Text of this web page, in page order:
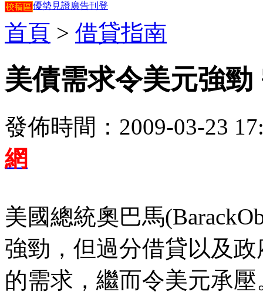
優勢見證廣告刊登
首頁 > 借貸指南
美債需求令美元強
發佈時間：2009-03-23
網
美國總統奧巴馬
強勁，但過分借貸以及
的需求，繼而令美元承壓